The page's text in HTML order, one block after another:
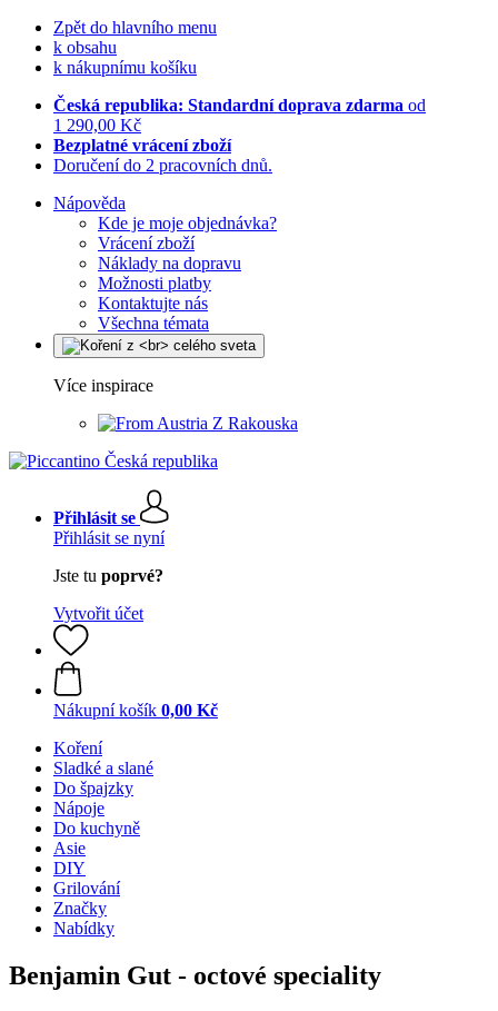
Zpět do hlavního menu
k obsahu
k nákupnímu košíku
Česká republika: Standardní doprava zdarma od
1 290,00 Kč
Bezplatné vrácení zboží
Doručení do 2 pracovních dnů.
Nápověda
Kde je moje objednávka?
Vrácení zboží
Náklady na dopravu
Možnosti platby
Kontaktujte nás
Všechna témata
Více inspirace
Z Rakouska
Přihlásit se
Přihlásit se nyní
Jste tu poprvé?
Vytvořit účet
Nákupní košík 0,00 Kč
Koření
Sladké a slané
Do špajzky
Nápoje
Do kuchyně
Asie
DIY
Grilování
Značky
Nabídky
Benjamin Gut - octové speciality